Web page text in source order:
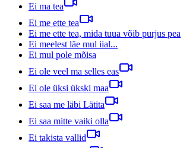
Ei ma tea
Ei me ette tea
Ei me ette tea, mida tuua võib purjus pea
Ei meelest läe mul iial...
Ei mul pole mõisa
Ei ole veel ma selles eas
Ei ole üksi ükski maa
Ei saa me läbi Lätita
Ei saa mitte vaiki olla
Ei takista vallid